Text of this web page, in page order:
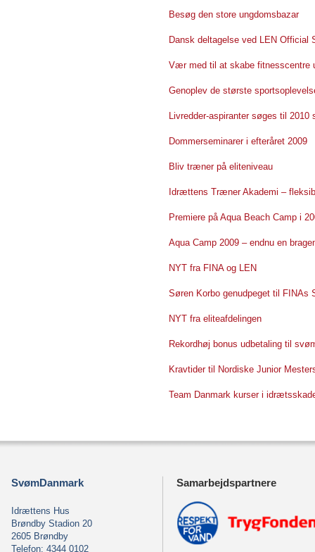
Besøg den store ungdomsbazar
Dansk deltagelse ved LEN Official
Vær med til at skabe fitnesscentre
Genoplev de største
Livredder-aspiranter søges til 2010
Dommerseminarer i efteråret 2009
Bliv træner på eliteniveau
Idrættens Træner Akademi –
Premiere på Aqua Beach Camp i
Aqua Camp 2009 – endnu en
NYT fra FINA og LEN
Søren Korbo genudpeget til FINAs
NYT fra eliteafdelingen
Rekordhøj bonus udbetaling til
Kravtider til Nordiske Junior
Team Danmark kurser i
SvømDanmark
Idrættens Hus
Brøndby Stadion 20
2605 Brøndby
Telefon: 4344 0102
Samarbejdspartnere